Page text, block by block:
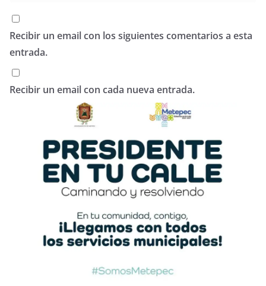
Recibir un email con los siguientes comentarios a esta
entrada.
Recibir un email con cada nueva entrada.